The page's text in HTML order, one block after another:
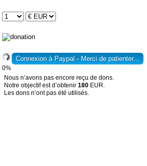
0%
Nous n’avons pas encore reçu de dons.
Notre objectif est d’obtenir 180 EUR.
Les dons n’ont pas été utilisés.